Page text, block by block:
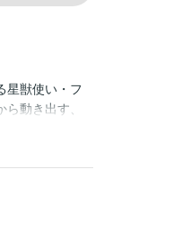
星獣使い・フ
動き出す、